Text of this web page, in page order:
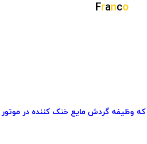
Franco
گردش مایع خنک کننده در موتور را